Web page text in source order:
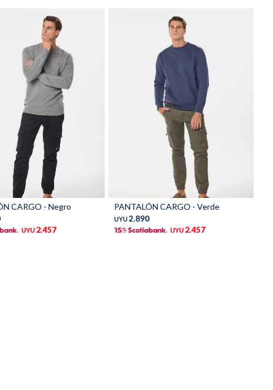
CARGO - Negro
UYU 2.457
PANTALÓN CARGO - Verde
UYU 2.890
UYU 2.457